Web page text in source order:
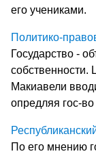
его учениками.
Политико-
Государство -
собственности.
Макиавели
опредляя гос-во
По его мнению